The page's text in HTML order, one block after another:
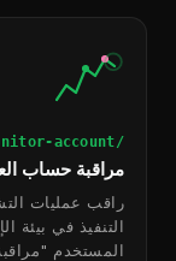
/monitor-account
مراقبة حساب
راقب عمليات
التنفيذ في بيئة
المستخدم